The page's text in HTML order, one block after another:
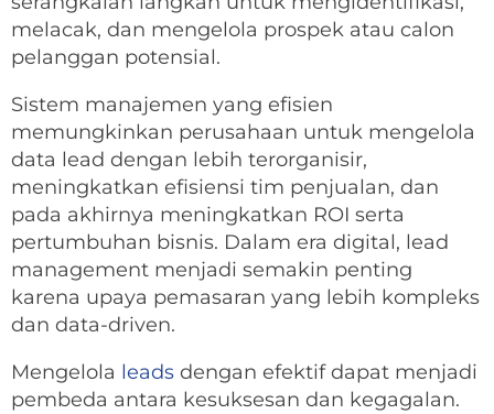
melacak, dan mengelola prospek atau calon
pelanggan potensial.
Sistem manajemen yang efisien
memungkinkan perusahaan untuk mengelola
data lead dengan lebih terorganisir,
meningkatkan efisiensi tim penjualan, dan
pada akhirnya meningkatkan ROI serta
pertumbuhan bisnis. Dalam era digital, lead
management menjadi semakin penting
karena upaya pemasaran yang lebih kompleks
dan data-driven.
Mengelola leads dengan efektif dapat menjadi
pembeda antara kesuksesan dan kegagalan.